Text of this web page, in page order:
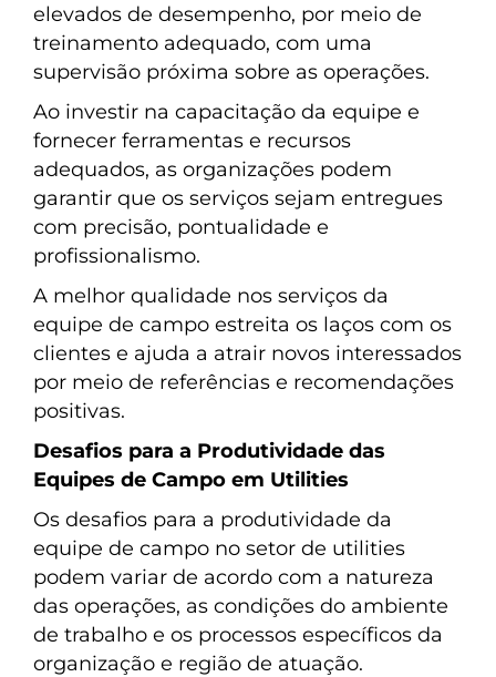
elevados de desempenho, por meio de
treinamento adequado, com uma
supervisão próxima sobre as operações.
Ao investir na capacitação da equipe e
fornecer ferramentas e recursos
adequados, as organizações podem
garantir que os serviços sejam entregues
com precisão, pontualidade e
profissionalismo.
A melhor qualidade nos serviços da
equipe de campo estreita os laços com os
clientes e ajuda a atrair novos interessados
por meio de referências e recomendações
positivas.
Desafios para a Produtividade das
Equipes de Campo em Utilities
Os desafios para a produtividade da
equipe de campo no setor de utilities
podem variar de acordo com a natureza
das operações, as condições do ambiente
de trabalho e os processos específicos da
organização e região de atuação.